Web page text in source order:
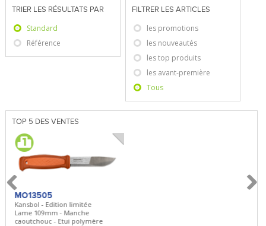
TRIER LES RÉSULTATS PAR
Standard
Référence
FILTRER LES ARTICLES
les promotions
les nouveautés
les top produits
les avant-première
Tous
TOP 5 DES VENTES
MO13505
Kansbol - Edition limitée
Lame 109mm - Manche
caoutchouc - Etui polymère